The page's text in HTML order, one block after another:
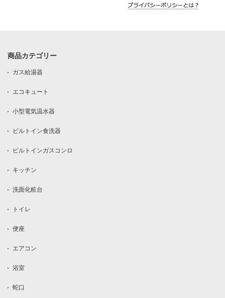
商品カテゴリー
ガス給湯器
エコキュート
小型電気温水器
ビルトイン食洗器
ビルトインガスコンロ
キッチン
洗面化粧台
トイレ
便座
エアコン
浴室
蛇口